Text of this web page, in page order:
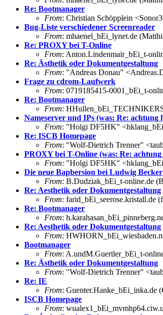
Re: Bootmanager
From: Christian Schöpplein
Bug-Liste verschiedener Screenreader
From: mhaenel_bEi_lynet.de
Re: PROXY bei T-Online
From: Anton.Lindenmair_bEi_t-
Re: Ästhetik oder Dokumentgestaltung
From: "Andreas Donau"
Frage zu cdrom-Laufwerk
From: 0719185415-0001_bEi_t-
Re: Bootmanager
From:
Nameserver und IPs (was: Re: achtung
From: "Holgi DF5HK"
Re: ISCB Homepage
From: "Wolf-Dietrich Trenner"
PROXY bei T-Online (was: Re:
From: "Holgi DF5HK"
Die neue Bapbersion bei Ludwig Becker
From: B.Dudziak_bEi_t-online.de
Re: Aesthetik oder Dokumentgestaltung
From: farid_bEi_seerose.kristall.de
Re: Bootmanager
From:
Re: Aesthetik oder Dokumentgestaltung
From:
Bootmanager
From: A.undM.Guertler_bEi_t-
Re: Ästhetik oder Dokumentgestaltung
From: "Wolf-Dietrich Trenner"
Re: IE
From: Guenter.Hanke_bEi_inka.de
ISCB Homepage
From: